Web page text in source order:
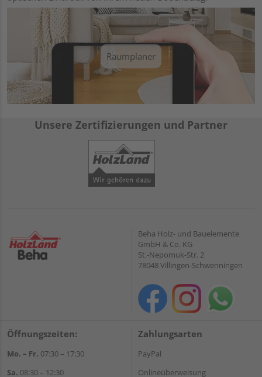
Raumplaner
Unsere Zertifizierungen und Partner
Beha Holz- und Bauelemente
GmbH & Co. KG
St.-Nepomuk-Str. 2
78048 Villingen-Schwenningen
Öffnungszeiten:
Mo. – Fr. 07:30 – 17:30
Sa. 08:30 – 12:30
Zahlungsarten
PayPal
Onlineüberweisung